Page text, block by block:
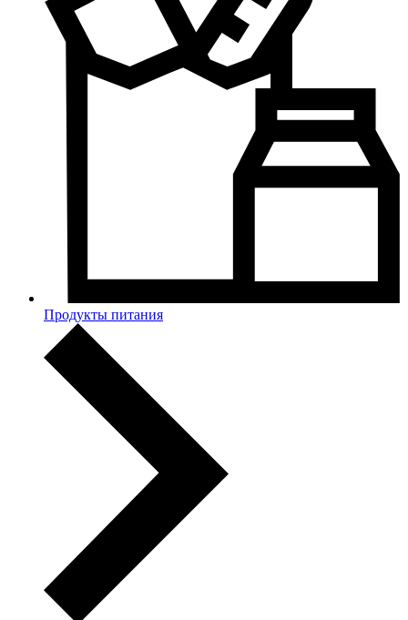
Продукты питания